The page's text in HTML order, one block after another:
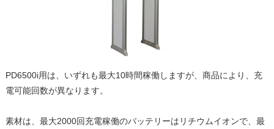
PD6500i用は、いずれも最大10時間稼働しますが、商品により、充
電可能回数が異なります。
素材は、最大2000回充電稼働のバッテリーはリチウムイオンで、最